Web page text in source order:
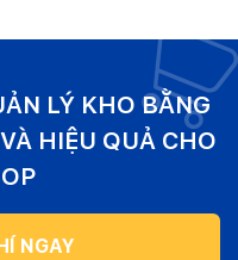
LÝ KHO BẰNG
HIỆU QUẢ CHO
NGAY